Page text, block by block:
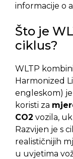
informacije o
Što je
ciklus?
WLTP
Harmonized
engleskom)
koristi za
CO2 vozila,
Razvijen je s
realističnijih
u uvjetima